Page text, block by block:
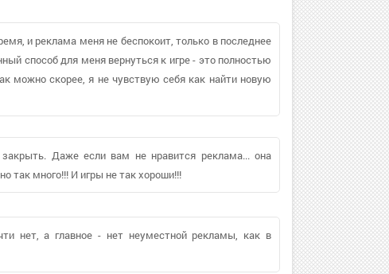
и реклама меня не беспокоит, только в последнее
способ для меня вернуться к игре - это полностью
можно скорее, я не чувствую себя как найти новую
Даже если вам не нравится реклама... она
так много!!! И игры не так хороши!!!
нет, а главное - нет неуместной рекламы, как в